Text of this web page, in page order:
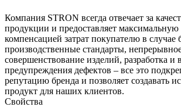
Компания STRON всегда отвечает за
продукции и предоставляет
компенсацией затрат покупателю в случае
производственные стандарты,
совершенствование изделий, разработка и
предупреждения дефектов – все это
репутацию бренда и позволяет создавать
продукт для наших клиентов.
Свойства